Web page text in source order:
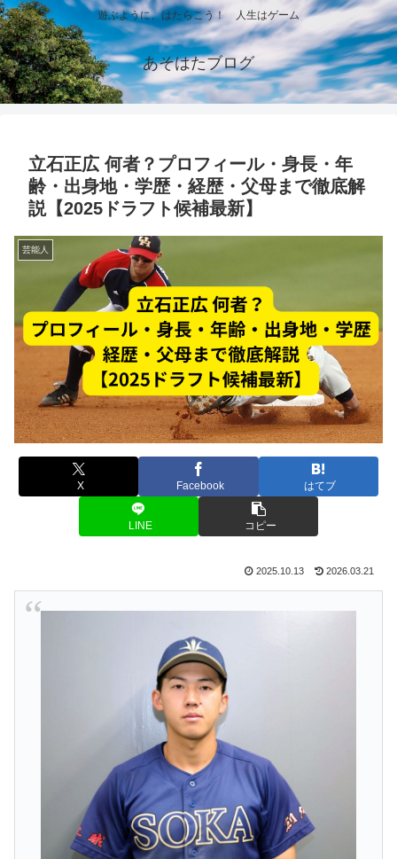
遊ぶように、はたらこう！ 人生はゲーム
あそはたブログ
立石正広 何者？プロフィール・身長・年
齢・出身地・学歴・経歴・父母まで徹底解
説【2025ドラフト候補最新】
芸能人
X Facebook はてブ
LINE コピー
2025.10.13 2026.03.21